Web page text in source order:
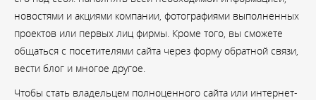
новостями и акциями компании, фотографиями выполненных
проектов или первых лиц фирмы. Кроме того, вы сможете
общаться с посетителями сайта через форму обратной связи,
вести блог и многое другое.
Чтобы стать владельцем полноценного сайта или интернет-